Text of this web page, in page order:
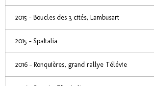
2015 - Boucles des 3 cités, Lambusart
2015 - SpaItalia
2016 - Ronquières, grand rallye Télévie